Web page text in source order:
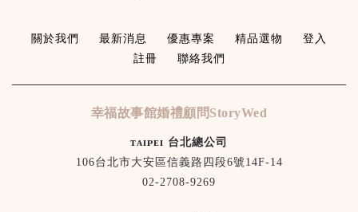
關於我們 最新消息 優惠專案 精品選物
登入
註冊
聯絡我們
幸福故事館婚禮顧問StoryWed
ᴛᴀɪᴘᴇɪ 台北總公司
106台北市大安區信義路四段6號14F-14
02-2708-9269